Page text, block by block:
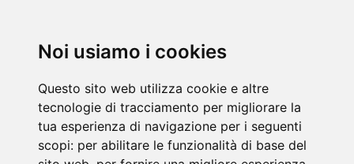
Noi usiamo i cookies
Questo sito web utilizza cookie e altre
tecnologie di tracciamento per migliorare la
tua esperienza di navigazione per i seguenti
scopi: per abilitare le funzionalità di base del